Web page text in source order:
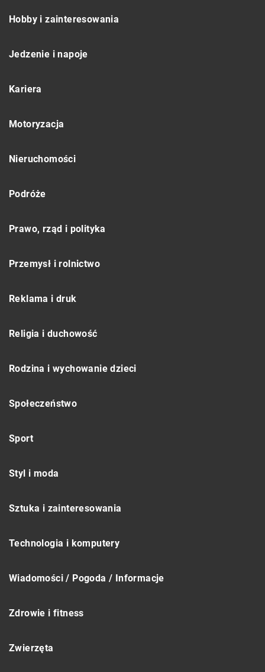
Hobby i zainteresowania
Jedzenie i napoje
Kariera
Motoryzacja
Nieruchomości
Podróże
Prawo, rząd i polityka
Przemysł i rolnictwo
Reklama i druk
Religia i duchowość
Rodzina i wychowanie dzieci
Społeczeństwo
Sport
Styl i moda
Sztuka i zainteresowania
Technologia i komputery
Wiadomości / Pogoda / Informacje
Zdrowie i fitness
Zwierzęta